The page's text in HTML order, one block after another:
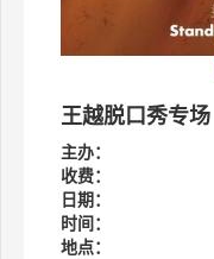
王越脱口秀专场
主办：
收费：
日期：
时间：
地点：